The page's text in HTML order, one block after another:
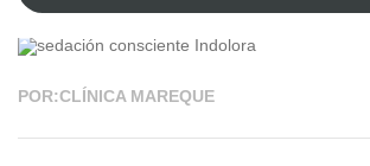
“Ventajas
de
implantes
dentales:
16 MAR 2026
POR:CLÍNICA MAREQUE